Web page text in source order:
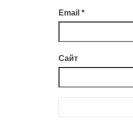
Email *
Сайт